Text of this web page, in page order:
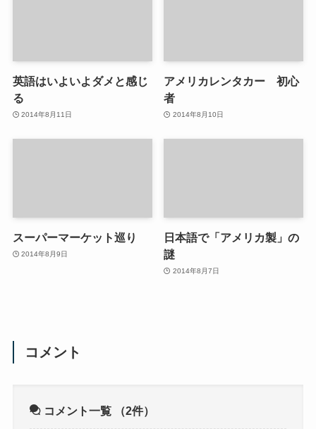
英語はいよいよダメと感じ
る
2014年8月11日
アメリカレンタカー 初心
者
2014年8月10日
スーパーマーケット巡り
2014年8月9日
日本語で「アメリカ製」の
謎
2014年8月7日
コメント
コメント一覧 （2件）